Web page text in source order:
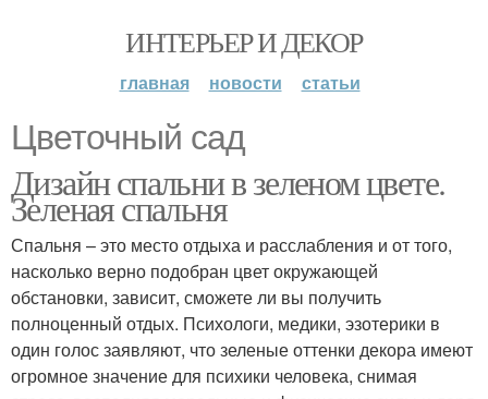
ИНТЕРЬЕР И ДЕКОР
главная новости статьи
Цветочный сад
Дизайн спальни в зеленом цвете.
Зеленая спальня
Спальня – это место отдыха и расслабления и от того,
насколько верно подобран цвет окружающей
обстановки, зависит, сможете ли вы получить
полноценный отдых. Психологи, медики, эзотерики в
один голос заявляют, что зеленые оттенки декора имеют
огромное значение для психики человека, снимая